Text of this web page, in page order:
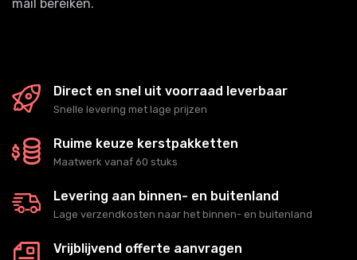
mail bereiken.
Direct en snel uit voorraad leverbaar
Snelle levering met lage prijzen
Ruime keuze kerstpakketten
Maatwerk vanaf 60 stuks
Levering aan binnen- en buitenland
Lage verzendkosten naar het binnen- en buitenland
Vrijblijvend offerte aanvragen